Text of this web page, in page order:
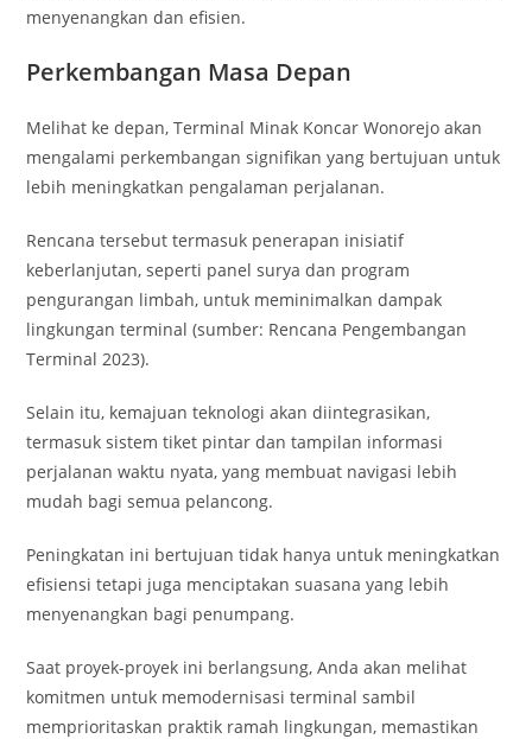
menyenangkan dan efisien.
Perkembangan Masa Depan
Melihat ke depan, Terminal Minak Koncar Wonorejo akan
mengalami perkembangan signifikan yang bertujuan untuk
lebih meningkatkan pengalaman perjalanan.
Rencana tersebut termasuk penerapan inisiatif
keberlanjutan, seperti panel surya dan program
pengurangan limbah, untuk meminimalkan dampak
lingkungan terminal (sumber: Rencana Pengembangan
Terminal 2023).
Selain itu, kemajuan teknologi akan diintegrasikan,
termasuk sistem tiket pintar dan tampilan informasi
perjalanan waktu nyata, yang membuat navigasi lebih
mudah bagi semua pelancong.
Peningkatan ini bertujuan tidak hanya untuk meningkatkan
efisiensi tetapi juga menciptakan suasana yang lebih
menyenangkan bagi penumpang.
Saat proyek-proyek ini berlangsung, Anda akan melihat
komitmen untuk memodernisasi terminal sambil
memprioritaskan praktik ramah lingkungan, memastikan